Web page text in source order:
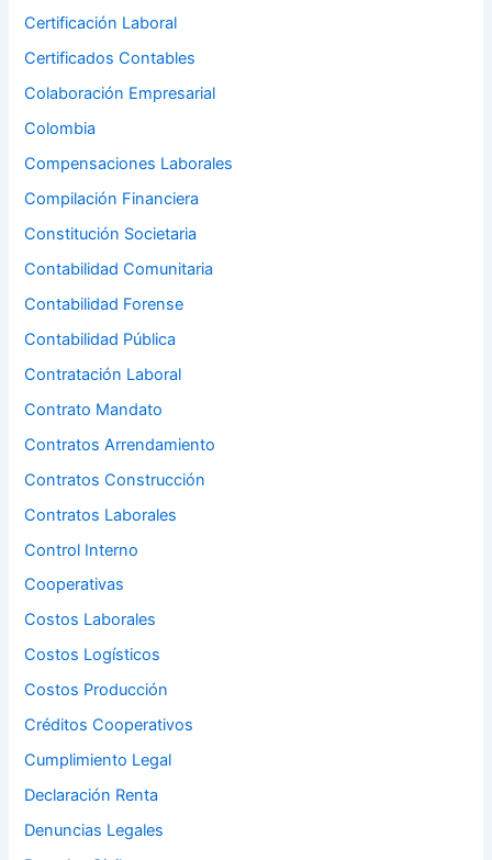
Certificación Laboral
Certificados Contables
Colaboración Empresarial
Colombia
Compensaciones Laborales
Compilación Financiera
Constitución Societaria
Contabilidad Comunitaria
Contabilidad Forense
Contabilidad Pública
Contratación Laboral
Contrato Mandato
Contratos Arrendamiento
Contratos Construcción
Contratos Laborales
Control Interno
Cooperativas
Costos Laborales
Costos Logísticos
Costos Producción
Créditos Cooperativos
Cumplimiento Legal
Declaración Renta
Denuncias Legales